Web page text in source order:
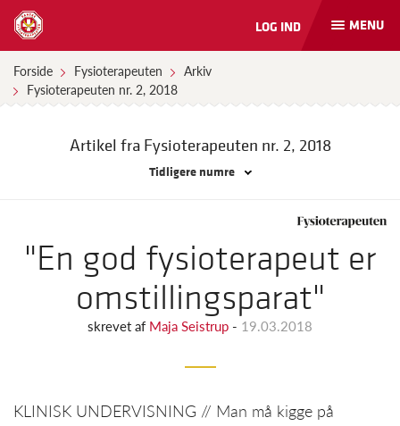
Åbn
og
MENU
LOG IND
Forside Fysioterapeuten
Arkiv
Fysioterapeuten nr. 2, 2018
Artikel fra Fysioterapeuten nr. 2, 2018
Tidligere numre
"En god fysioterapeut er
omstillingsparat"
skrevet af Maja Seistrup - 19.03.2018
KLINISK UNDERVISNING // Man må kigge på